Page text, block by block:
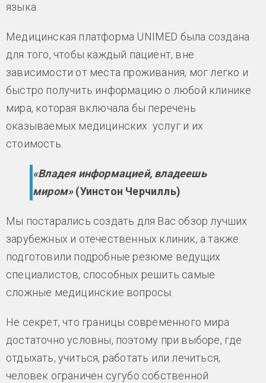
языка.
Медицинская платформа UNIMED была создана
для того, чтобы каждый пациент, вне
зависимости от места проживания, мог легко и
быстро получить информацию о любой клинике
мира, которая включала бы перечень
оказываемых медицинских услуг и их
стоимость.
«Владея информацией, владеешь
миром»(Уинстон Черчилль)
Мы постарались создать для Вас обзор лучших
зарубежных и отечественных клиник, а также
подготовили подробные резюме ведущих
специалистов, способных решить самые
сложные медицинские вопросы.
Не секрет, что границы современного мира
достаточно условны, поэтому при выборе, где
отдыхать, учиться, работать или лечиться,
человек ограничен сугубо собственной